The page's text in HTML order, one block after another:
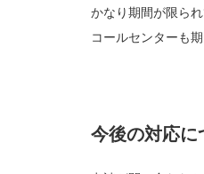
かなり期間が限ら
コールセンターも
今後の対応に